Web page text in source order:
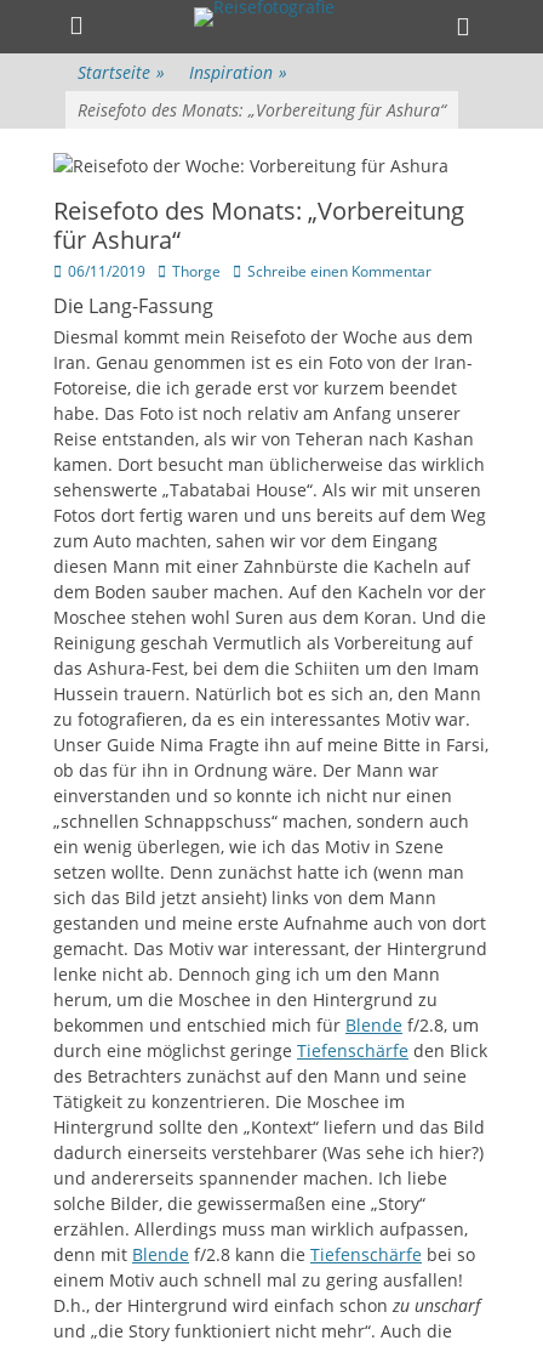
zum
Inhalt
überspringen
Primärmenü
Toggle
Startseite » Inspiration »
Reisefoto des Monats: „Vorbereitung für Ashura“
Reisefoto des Monats: „Vorbereitung
für Ashura“
Veröffentlicht
06/11/2019 Author
Thorge Schreibe einen Kommentar
Die Lang-Fassung
Diesmal kommt mein Reisefoto der Woche aus dem
Iran. Genau genommen ist es ein Foto von der Iran-
Fotoreise, die ich gerade erst vor kurzem beendet
habe. Das Foto ist noch relativ am Anfang unserer
Reise entstanden, als wir von Teheran nach Kashan
kamen. Dort besucht man üblicherweise das wirklich
sehenswerte „Tabatabai House“. Als wir mit unseren
Fotos dort fertig waren und uns bereits auf dem Weg
zum Auto machten, sahen wir vor dem Eingang
diesen Mann mit einer Zahnbürste die Kacheln auf
dem Boden sauber machen. Auf den Kacheln vor der
Moschee stehen wohl Suren aus dem Koran. Und die
Reinigung geschah Vermutlich als Vorbereitung auf
das Ashura-Fest, bei dem die Schiiten um den Imam
Hussein trauern. Natürlich bot es sich an, den Mann
zu fotografieren, da es ein interessantes Motiv war.
Unser Guide Nima Fragte ihn auf meine Bitte in Farsi,
ob das für ihn in Ordnung wäre. Der Mann war
einverstanden und so konnte ich nicht nur einen
„schnellen Schnappschuss“ machen, sondern auch
ein wenig überlegen, wie ich das Motiv in Szene
setzen wollte. Denn zunächst hatte ich (wenn man
sich das Bild jetzt ansieht) links von dem Mann
gestanden und meine erste Aufnahme auch von dort
gemacht. Das Motiv war interessant, der Hintergrund
lenke nicht ab. Dennoch ging ich um den Mann
herum, um die Moschee in den Hintergrund zu
bekommen und entschied mich für Blende f/2.8, um
durch eine möglichst geringe Tiefenschärfe den Blick
des Betrachters zunächst auf den Mann und seine
Tätigkeit zu konzentrieren. Die Moschee im
Hintergrund sollte den „Kontext“ liefern und das Bild
dadurch einerseits verstehbarer (Was sehe ich hier?)
und andererseits spannender machen. Ich liebe
solche Bilder, die gewissermaßen eine „Story“
erzählen. Allerdings muss man wirklich aufpassen,
denn mit Blende f/2.8 kann die Tiefenschärfe bei so
einem Motiv auch schnell mal zu gering ausfallen!
D.h., der Hintergrund wird einfach schon zu unscharf
und „die Story funktioniert nicht mehr“. Auch die